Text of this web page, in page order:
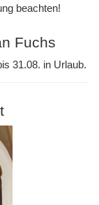
beachten!
Fuchs
31.08. in Urlaub.